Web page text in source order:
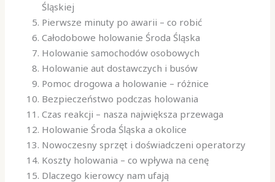
Śląskiej
Pierwsze minuty po awarii – co robić
Całodobowe holowanie Środa Śląska
Holowanie samochodów osobowych
Holowanie aut dostawczych i busów
Pomoc drogowa a holowanie – różnice
Bezpieczeństwo podczas holowania
Czas reakcji – nasza największa przewaga
Holowanie Środa Śląska a okolice
Nowoczesny sprzęt i doświadczeni operatorzy
Koszty holowania – co wpływa na cenę
Dlaczego kierowcy nam ufają